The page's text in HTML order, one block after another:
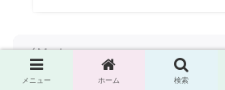
メニュー ホーム 検索